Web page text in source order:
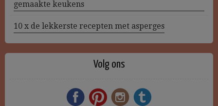
gemaakte keukens
10 x de lekkerste recepten met asperges
Volg ons